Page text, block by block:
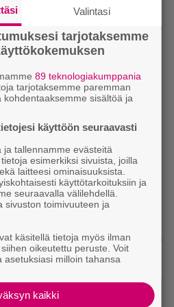
matka saa kuitenkin
pieneen ihmisyhteisöön
eroon
armoille. Manfred ja
käärön ja Sidin
palauttaa lapsi takaisin
uhan suunnitelmalle
Valintasi
tarjotaksemme
89 teknologiakumppania
tarjotaksemme paremman
sisältöä ja
käyttöön seuraavasti
ja tallennamme evästeitä
esimerkiksi sivuista, joilla
laitteesi ominaisuuksista.
käyttötarkoituksiin ja
seuraavalla välilehdellä.
sivuston toimivuuteen ja
käsitellä tietoja myös ilman
oikeutettu peruste. Voit
milloin tahansa
kaikki